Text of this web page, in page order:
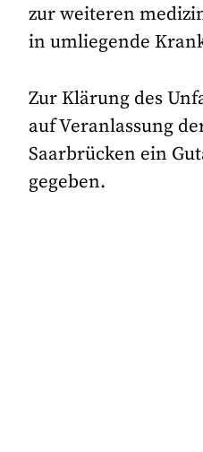
zur weiteren
in umliegende
Zur Klärung des
auf Veranlassung
Saarbrücken ein
gegeben.